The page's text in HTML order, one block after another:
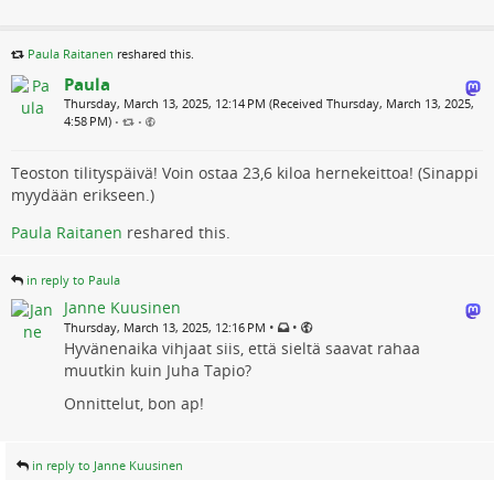
Paula Raitanen reshared this.
Paula
Thursday, March 13, 2025, 12:14 PM (Received Thursday, March 13, 2025,
4:58 PM) • •
Teoston tilityspäivä! Voin ostaa 23,6 kiloa hernekeittoa! (Sinappi
myydään erikseen.)
Paula Raitanen reshared this.
in reply to Paula
Janne Kuusinen
Thursday, March 13, 2025, 12:16 PM • •
Hyvänenaika vihjaat siis, että sieltä saavat rahaa
muutkin kuin Juha Tapio?
Onnittelut, bon ap!
in reply to Janne Kuusinen